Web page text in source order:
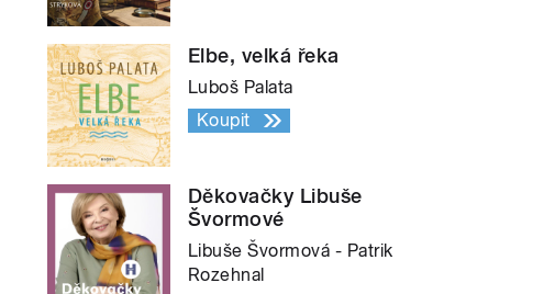
Elbe, velká řeka
Luboš Palata
Koupit
Děkovačky Libuše
Švormové
Libuše Švormová - Patrik
Rozehnal